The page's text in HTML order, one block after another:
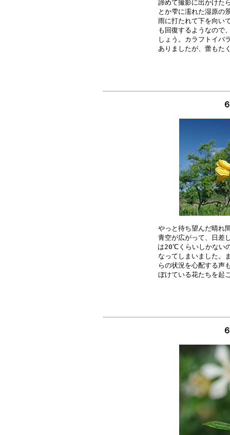
諦めて撮影に出かけた
とか雫に濡れた湿原の
雨に打たれて下を向い
も回復するようなので
しょう。カラフトイバ
やっと待ち望んだ晴れ
青空が広がって、日差
は20℃くらいしかない
なってしまいました。
らの状況を心配する声